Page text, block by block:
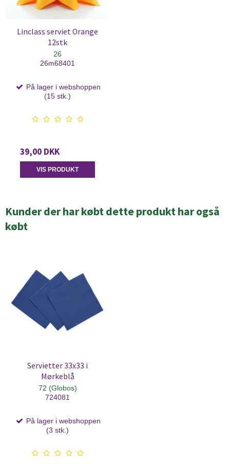
Linclass serviet Orange
12stk
26
26m68401
På lager i webshoppen
(15 stk.)
39,00 DKK
VIS PRODUKT
Kunder der har købt dette produkt har også
købt
Servietter 33x33 i
Mørkeblå
72 (Globos)
724081
På lager i webshoppen
(3 stk.)